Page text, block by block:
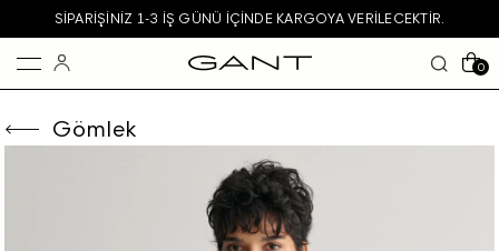
SIPARIŞINIZ 1-3 IŞ GÜNÜ IÇINDE KARGOYA VERILECEKTIR.
0
Gömlek